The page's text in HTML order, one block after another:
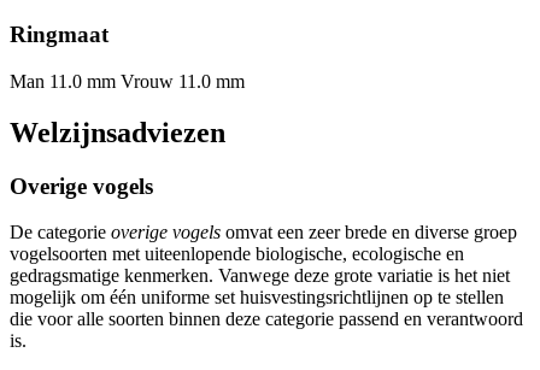
Ringmaat
Man 11.0 mm Vrouw 11.0 mm
Welzijnsadviezen
Overige vogels
De categorie overige vogels omvat een zeer brede en diverse groep
vogelsoorten met uiteenlopende biologische, ecologische en
gedragsmatige kenmerken. Vanwege deze grote variatie is het niet
mogelijk om één uniforme set huisvestingsrichtlijnen op te stellen
die voor alle soorten binnen deze categorie passend en verantwoord
is.